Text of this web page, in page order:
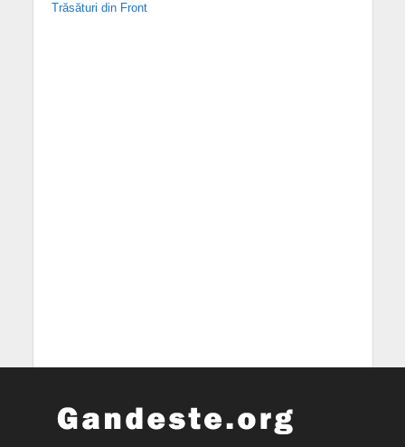
Trăsături din Front